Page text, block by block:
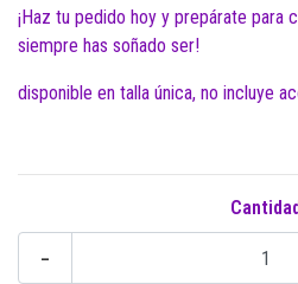
¡Haz tu pedido hoy y prepárate para
siempre has soñado ser!
disponible en talla única, no incluye
-